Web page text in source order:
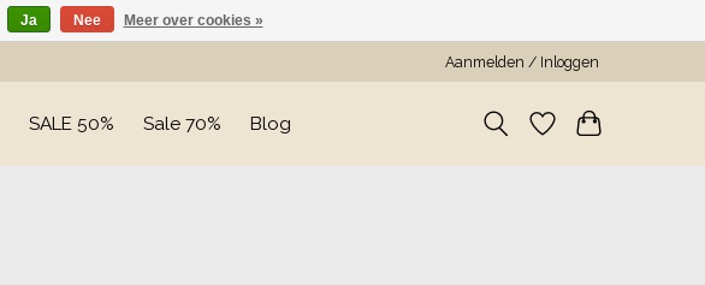
Aanmelden / Inloggen
SALE 50% Sale 70% Blog
Ja Nee Meer over cookies »